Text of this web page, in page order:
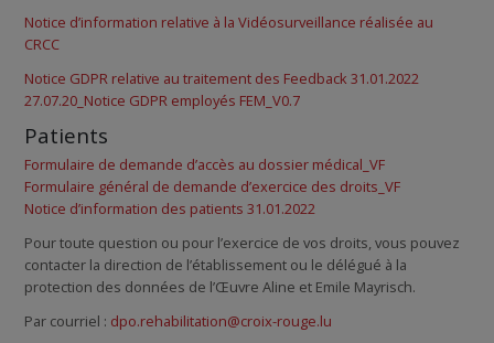
FAQ
Notice d’information relative à la Vidéosurveillance réalisée au
CRCC
Notice GDPR relative au traitement des Feedback 31.01.2022
27.07.20_Notice GDPR employés FEM_V0.7
Patients
Formulaire de demande d’accès au dossier médical_VF
Formulaire général de demande d’exercice des droits_VF
Notice d’information des patients 31.01.2022
Pour toute question ou pour l’exercice de vos droits, vous pouvez
contacter la direction de l’établissement ou le délégué à la
protection des données de l’Œuvre Aline et Emile Mayrisch.
Par courriel : dpo.rehabilitation@croix-rouge.lu